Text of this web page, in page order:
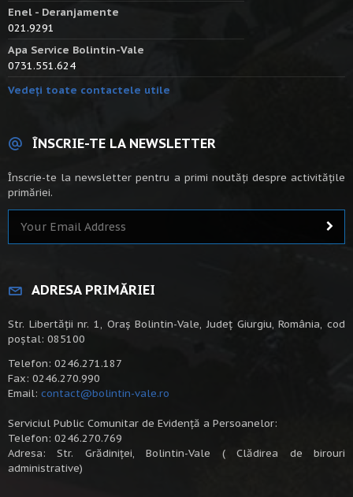
Enel - Deranjamente
021.9291
Apa Service Bolintin-Vale
0731.551.624
Vedeți toate contactele utile
ÎNSCRIE-TE LA NEWSLETTER
Înscrie-te la newsletter pentru a primi noutăți despre activitățile
primăriei.
ADRESA PRIMĂRIEI
Str. Libertății nr. 1, Oraș Bolintin-Vale, Județ Giurgiu, România, cod
poștal: 085100
Telefon: 0246.271.187
Fax: 0246.270.990
Email: contact@bolintin-vale.ro
Serviciul Public Comunitar de Evidență a Persoanelor:
Telefon: 0246.270.769
Adresa: Str. Grădiniței, Bolintin-Vale ( Clădirea de birouri
administrative)